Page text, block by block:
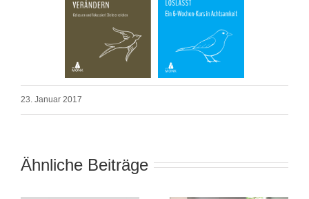
23. Januar 2017
Ähnliche Beiträge